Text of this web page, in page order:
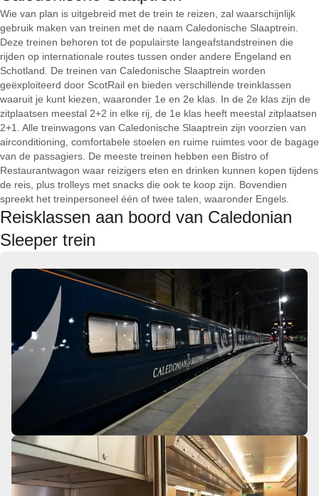
Wie van plan is uitgebreid met de trein te reizen, zal waarschijnlijk
gebruik maken van treinen met de naam Caledonische Slaaptrein.
Deze treinen behoren tot de populairste langeafstandstreinen die
rijden op internationale routes tussen onder andere Engeland en
Schotland. De treinen van Caledonische Slaaptrein worden
geëxploiteerd door ScotRail en bieden verschillende treinklassen
waaruit je kunt kiezen, waaronder 1e en 2e klas. In de 2e klas zijn de
zitplaatsen meestal 2+2 in elke rij, de 1e klas heeft meestal zitplaatsen
2+1. Alle treinwagons van Caledonische Slaaptrein zijn voorzien van
airconditioning, comfortabele stoelen en ruime ruimtes voor de bagage
van de passagiers. De meeste treinen hebben een Bistro of
Restaurantwagon waar reizigers eten en drinken kunnen kopen tijdens
de reis, plus trolleys met snacks die ook te koop zijn. Bovendien
spreekt het treinpersoneel één of twee talen, waaronder Engels.
Reisklassen aan boord van Caledonian
Sleeper trein